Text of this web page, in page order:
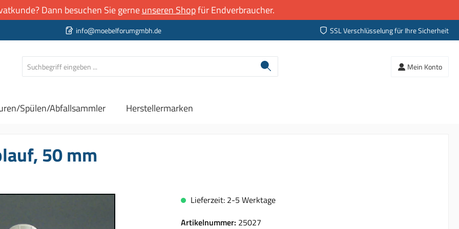
Dann besuchen Sie gerneunseren Shopfür Endverbraucher.
info@moebelforumgmbh.de SSL Verschlüsselung für Ihre Sicherheit
Mein Konto
Spülen/Abfallsammler Herstellermarken
50 mm
Lieferzeit: 2-5 Werktage
Artikelnummer: 25027